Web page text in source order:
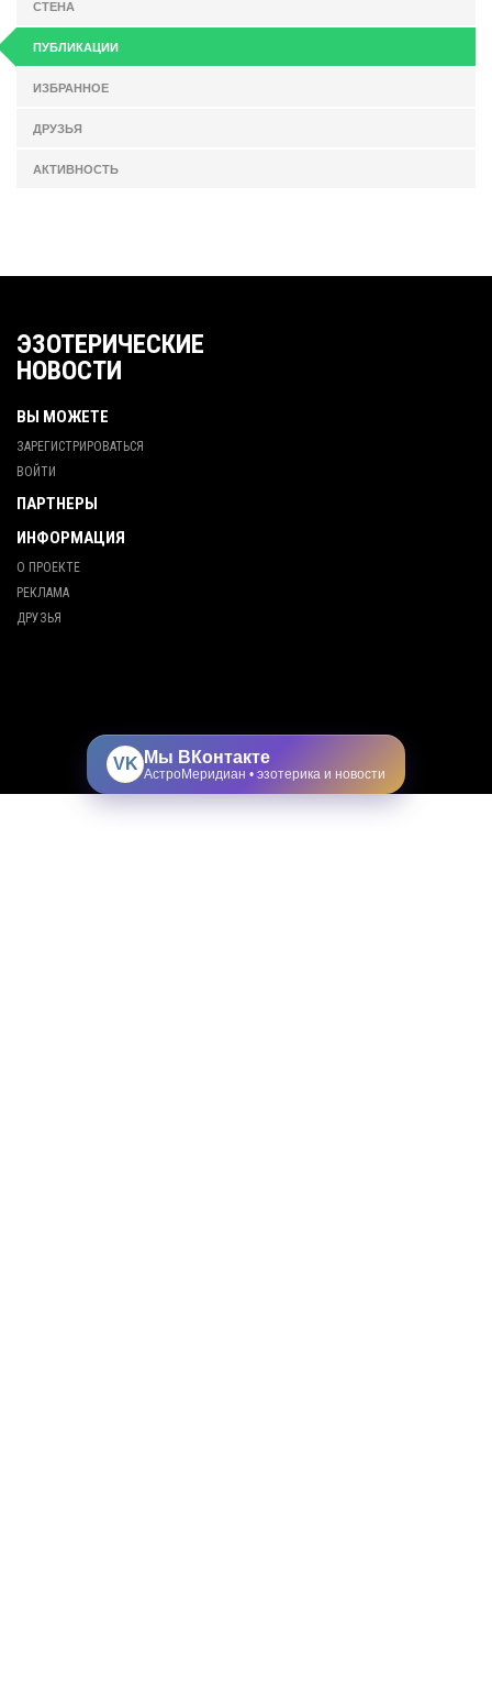
СТЕНА
ПУБЛИКАЦИИ
ИЗБРАННОЕ
ДРУЗЬЯ
АКТИВНОСТЬ
ЭЗОТЕРИЧЕСКИЕ
НОВОСТИ
ВЫ МОЖЕТЕ
ЗАРЕГИСТРИРОВАТЬСЯ
ВОЙТИ
ПАРТНЕРЫ
ИНФОРМАЦИЯ
О ПРОЕКТЕ
РЕКЛАМА
ДРУЗЬЯ
VK Мы ВКонтакте
АстроМеридиан • эзотерика и новости